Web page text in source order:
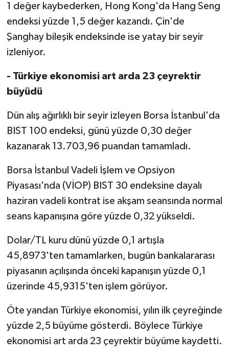
1 değer kaybederken, Hong Kong'da Hang Seng
endeksi yüzde 1,5 değer kazandı. Çin'de
Şanghay bileşik endeksinde ise yatay bir seyir
izleniyor.
- Türkiye ekonomisi art arda 23 çeyrektir
büyüdü
Dün alış ağırlıklı bir seyir izleyen Borsa İstanbul'da
BIST 100 endeksi, günü yüzde 0,30 değer
kazanarak 13.703,96 puandan tamamladı.
Borsa İstanbul Vadeli İşlem ve Opsiyon
Piyasası'nda (VİOP) BIST 30 endeksine dayalı
haziran vadeli kontrat ise akşam seansında normal
seans kapanışına göre yüzde 0,32 yükseldi.
Dolar/TL kuru dünü yüzde 0,1 artışla
45,8973'ten tamamlarken, bugün bankalararası
piyasanın açılışında önceki kapanışın yüzde 0,1
üzerinde 45,9315'ten işlem görüyor.
Öte yandan Türkiye ekonomisi, yılın ilk çeyreğinde
yüzde 2,5 büyüme gösterdi. Böylece Türkiye
ekonomisi art arda 23 çeyrektir büyüme kaydetti.